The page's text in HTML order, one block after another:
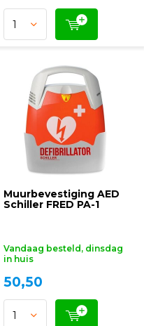
Muurbevestiging AED
Schiller FRED PA-1
Vandaag besteld, dinsdag
in huis
50,50